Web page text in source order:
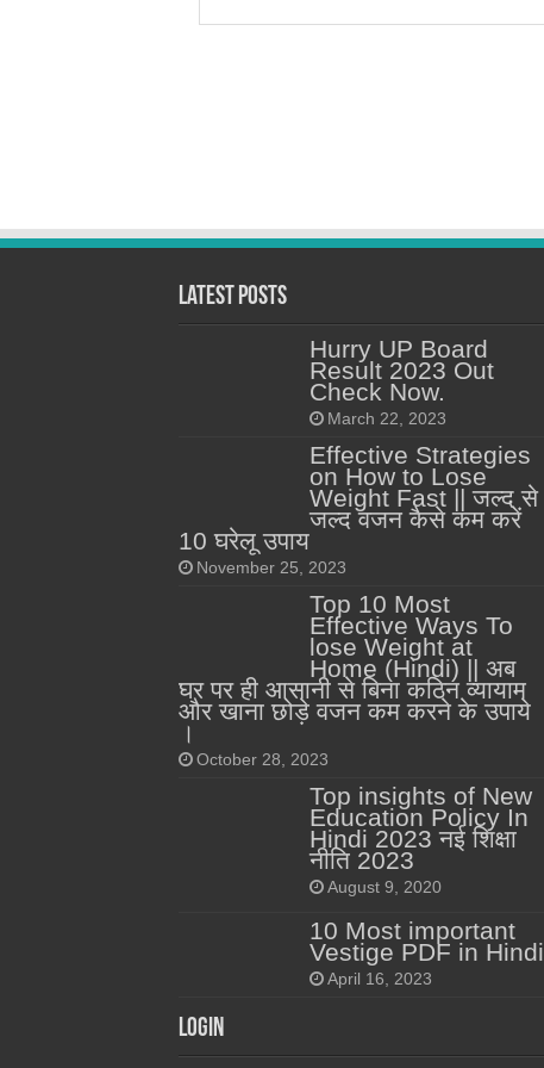
Latest Posts
Hurry UP Board
Result 2023 Out
Check Now.
March 22, 2023
Effective Strategies
on How to Lose
Weight Fast || जल्द से
जल्द वजन कैसे कम करें
10 घरेलू उपाय
November 25, 2023
Top 10 Most
Effective Ways To
lose Weight at
Home (Hindi) || अब
घर पर ही आसानी से बिना कठिन व्यायाम
और खाना छोड़े वजन कम करने के उपाये
।
October 28, 2023
Top insights of New
Education Policy In
Hindi 2023 नई शिक्षा
नीति 2023
August 9, 2020
10 Most important
Vestige PDF in Hindi
April 16, 2023
Login